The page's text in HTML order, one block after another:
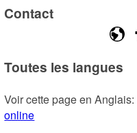
Contact
Toutes les langues
Voir cette page en Anglais:
online